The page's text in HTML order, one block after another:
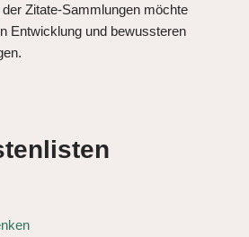
Zitate-Sammlungen möchte
Entwicklung und bewussteren